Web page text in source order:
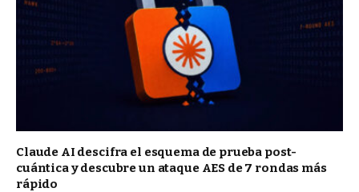
Claude AI descifra el esquema de prueba post-
cuántica y descubre un ataque AES de 7 rondas más
rápido